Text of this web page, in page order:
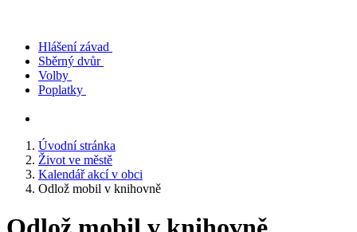
Hlášení závad
Sběrný dvůr
Volby
Poplatky
Úvodní stránka
Život ve městě
Kalendář akcí v obci
Odlož mobil v knihovně